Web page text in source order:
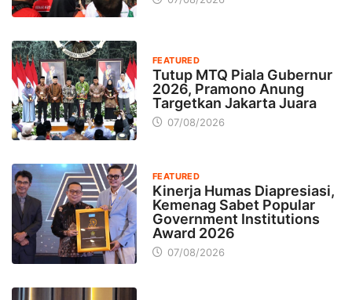
FEATURED
Tutup MTQ Piala Gubernur
2026, Pramono Anung
Targetkan Jakarta Juara
07/08/2026
FEATURED
Kinerja Humas Diapresiasi,
Kemenag Sabet Popular
Government Institutions
Award 2026
07/08/2026